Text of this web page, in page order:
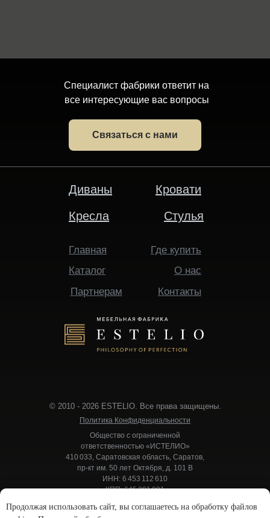
Продолжая использовать сайт, вы соглашаетесь на обработку файлов
© 2010 - 2026 ESTELIO. Все права защищены.
Специалист фабрики ответит на
все интересующие вас вопросы
Связаться с нами
Общество с ограниченной
ответственностью «ИСТЕЛИО»
410 033, Саратовская область, Саратов,
пр-кт им. 50 лет Октября, д. 101 В
ИНН: 6 453 112 610
КПП: 645 301 001
Банк: ПАО «СовкомБанк»
Политика Конфиденциальности
Диваны
Кресла
Кровати
Стулья
Каталог
О нас
Партнерам
Где купить
Контакты
Главная